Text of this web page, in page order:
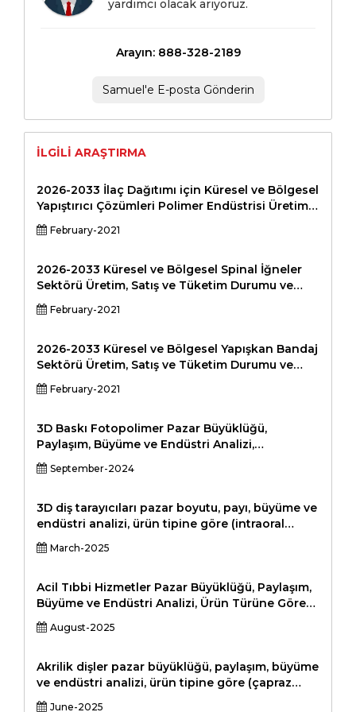
yardımcı olacak arıyoruz.
Arayın: 888-328-2189
Samuel'e E-posta Gönderin
İLGILI ARAŞTIRMA
2026-2033 İlaç Dağıtımı için Küresel ve Bölgesel
Yapıştırıcı Çözümleri Polimer Endüstrisi Üretim,
Satış ve Tüketim Durumu ve Beklentiler
Profesyonel Pazar Araştırması Raporu Standart
February-2021
2026-2033 Küresel ve Bölgesel Spinal İğneler
Sektörü Üretim, Satış ve Tüketim Durumu ve
Beklentiler Profesyonel Pazar Araştırması
Raporu Standart Versiyon
February-2021
2026-2033 Küresel ve Bölgesel Yapışkan Bandaj
Sektörü Üretim, Satış ve Tüketim Durumu ve
Beklentiler Profesyonel Pazar Araştırması
Raporu Standart Versiyon
February-2021
3D Baskı Fotopolimer Pazar Büyüklüğü,
Paylaşım, Büyüme ve Endüstri Analizi,
Teknolojiye Göre (Dijital Işık İşleme, Polyjet,
Stereolitografi, Üretan Dökümü), Işık Spektrumu
ve Diğerleri), Tüketici Malları, Elektronik ve ve
Bölge, Üretim, Üretim, Üretim, Üretim, Üretim,
Üretim, 202
September-2024
3D diş tarayıcıları pazar boyutu, payı, büyüme ve
endüstri analizi, ürün tipine göre (intraoral
tarayıcılar, ekstraoral tarayıcılar, hibrit
tarayıcılar), (teşhis görüntüleme, tedavi
diş hekimliği), son kullanıcı tarafından (diş
klinikleri, hastaneler, araştırma ve akademik
analizi) tarafından
March-2025
Acil Tıbbi Hizmetler Pazar Büyüklüğü, Paylaşım,
Büyüme ve Endüstri Analizi, Ürün Türüne Göre
(Yaşam Desteği ve Acil Resüsitasyon
Ekipmanları, Hasta İzleme Sistemleri, Yara Bakım
Hizmet Türüne Göre (Temel Yaşam Desteği
(BLS), Gelişmiş Yaşam Desteği (ALS)) tarafından
(Hastaneler, Acil Departmanlar, Acil Bakım
August-2025
Akrilik dişler pazar büyüklüğü, paylaşım, büyüme
ve endüstri analizi, ürün tipine göre (çapraz
bağlı akrilik dişler, çapraz bağlı olmayan akrilik
June-2025